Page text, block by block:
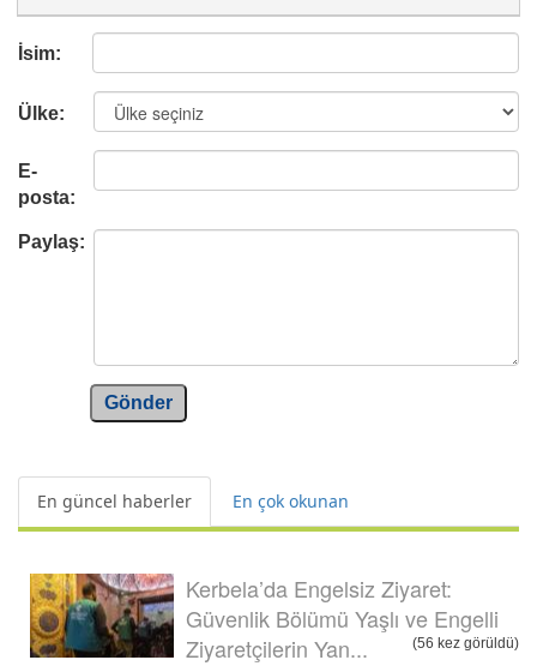
İsim:
Ülke:
E-
posta:
Paylaş:
Gönder
En güncel haberler En çok okunan
Kerbela’da Engelsiz Ziyaret:
Güvenlik Bölümü Yaşlı ve Engelli
Ziyaretçilerin Yan...
(56 kez görüldü)